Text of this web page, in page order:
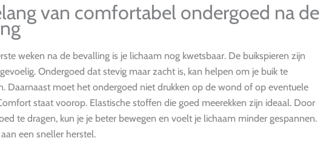
van comfortabel ondergoed na de
weken na de bevalling is je lichaam nog kwetsbaar. De buikspieren zijn
Ondergoed dat stevig maar zacht is, kan helpen om je buik te
Daarnaast moet het ondergoed niet drukken op de wond of op eventuele
staat voorop. Elastische stoffen die goed meerekken zijn ideaal. Door
te dragen, kun je je beter bewegen en voelt je lichaam minder gespannen.
een sneller herstel.